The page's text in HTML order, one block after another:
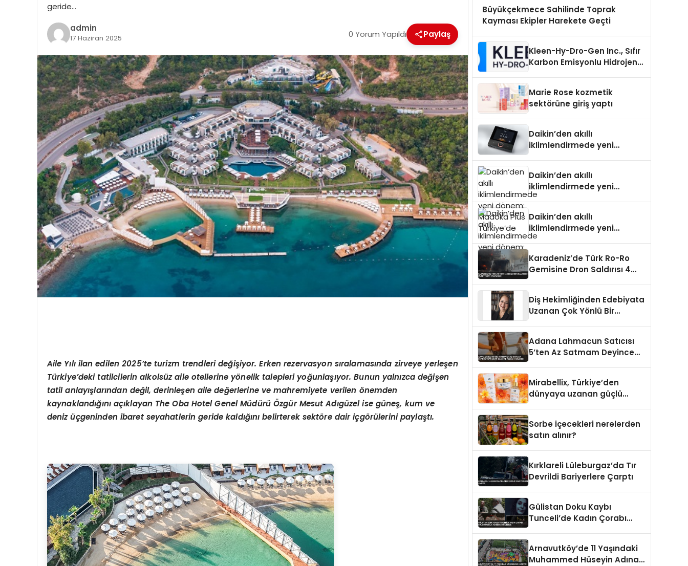
geride…
admin
17 Haziran 2025 0 Yorum Yapıldı Paylaş
Aile Yılı ilan edilen 2025’te turizm trendleri değişiyor. Erkenrezervasyon sıralamasında zirveye yerleşen
Türkiye’deki tatilcilerin alkolsüz aile otellerine yönelik talepleri yoğunlaşıyor. Bunun yalnızca değişen
tatil anlayışlarından değil, derinleşen aile değerlerine ve mahremiyete verilen önemden
kaynaklandığını açıklayan The Oba Hotel Genel Müdürü Özgür Mesut Adıgüzel ise güneş, kum ve
deniz üçgeninden ibaret seyahatlerin geride kaldığını belirterek sektöre dair içgörülerini paylaştı.
Büyükçekmece Sahilinde Toprak
Kayması Ekipler Harekete Geçti
Kleen-Hy-Dro-Gen Inc., Sıfır
Karbon Emisyonlu Hidrojen
Aldı
Marie Rose kozmetik
sektörüne giriş yaptı
Daikin’den akıllı
iklimlendirmede yeni
Daikin’den akıllı
iklimlendirmede yeni
dönem: Madoka Plus
Daikin’den akıllı
iklimlendirmede yeni
dönem: Madoka Plus
Karadeniz’de Türk Ro-Ro
Gemisine Dron Saldırısı 4
Diş Hekimliğinden Edebiyata
Uzanan Çok Yönlü Bir
Adana Lahmacun Satıcısı
5’ten Az Satmam Deyince
Mirabellix, Türkiye’den
dünyaya uzanan güçlü
Sorbe içecekleri nerelerden
satın alınır?
Kırklareli Lüleburgaz’da Tır
Devrildi Bariyerlere Çarptı
Gülistan Doku Kaybı
Tunceli’de Kadın Çorabı
Arnavutköy’de 11 Yaşındaki
Muhammed Hüseyin Adına